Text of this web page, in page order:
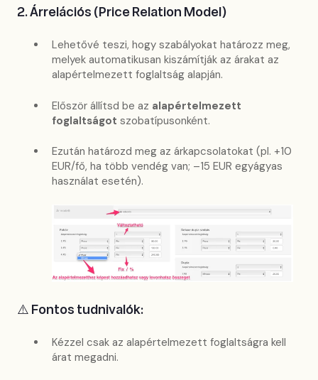
2. Árrelációs (Price Relation Model)
Lehetővé teszi, hogy szabályokat határozz meg,
melyek automatikusan kiszámítják az árakat az
alapértelmezett foglaltság alapján.
Először állítsd be az alapértelmezett
foglaltságot szobatípusonként.
Ezután határozd meg az árkapcsolatokat (pl. +10
EUR/fő, ha több vendég van; –15 EUR egyágyas
használat esetén).
⚠️ Fontos tudnivalók:
Kézzel csak az alapértelmezett foglaltságra kell
árat megadni.